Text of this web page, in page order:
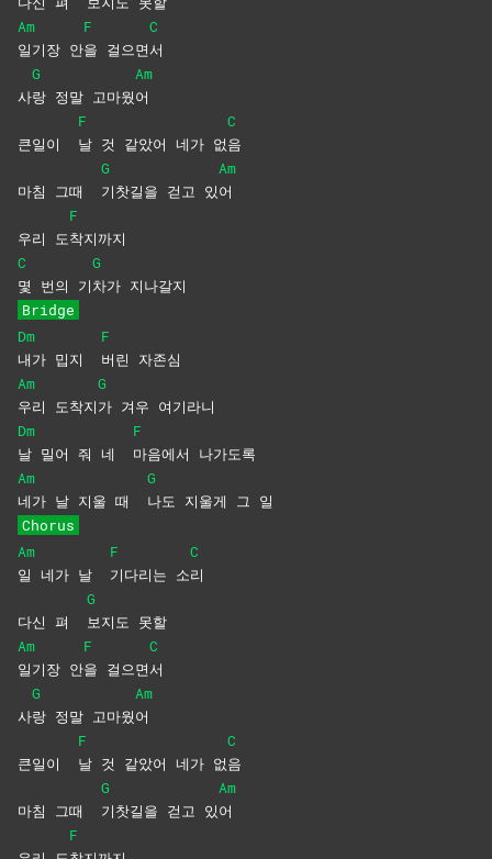
Am
일기장 안
F
을 걸으면
C
서
사
G
랑 정말 고마웠
Am
어
큰일이
F
날 것 같았어 네가 없
C
음
마침 그때
G
기찻길을 걷고 있
Am
어
우리 도
F
착지까지
C
몇 번의 기
G
차가 지나갈지
Bridge
Dm
내가 밉지
F
버린 자존심
Am
우리 도착지
G
가 겨우 여기라니
Dm
날 밀어 줘 네
F
마음에서 나가도록
Am
네가 날 지울 때
G
나도 지울게 그 일
Chorus
Am
일 네가 날
F
기다리는 소
C
리
다신 펴
G
보지도 못할
Am
일기장 안
F
을 걸으면
C
서
사
G
랑 정말 고마웠
Am
어
큰일이
F
날 것 같았어 네가 없
C
음
마침 그때
G
기찻길을 걷고 있
Am
어
F